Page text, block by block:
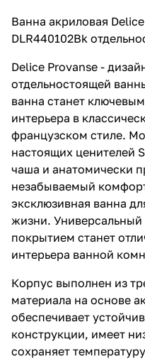
Ванна акриловая
DLR440102Bk
Delice Provanse -
отдельностоящей
ванна станет
интерьера в
французском стиле.
настоящих ценителей
чаша и анатомически
незабываемый
эксклюзивная ванна
жизни.
покрытием станет
интерьера ванной
Корпус выполнен из
материала на основе
обеспечивает
конструкции, имеет
сохраняет